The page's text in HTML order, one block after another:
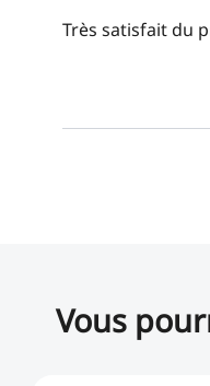
Très satisfait du
Vous